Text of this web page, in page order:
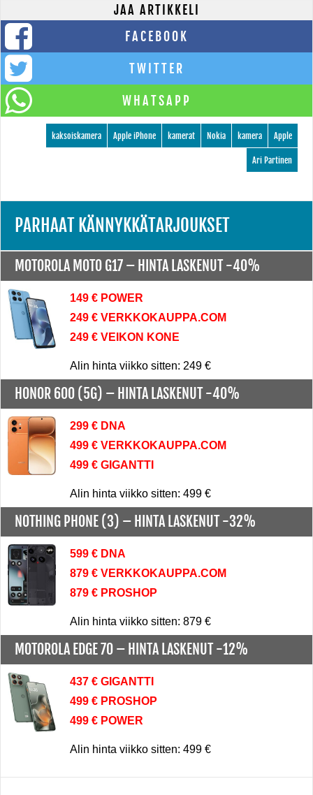
JAA ARTIKKELI
FACEBOOK
TWITTER
WHATSAPP
Apple
kamera
Nokia
kamerat
Apple iPhone
kaksoiskamera
Ari Partinen
PARHAAT KÄNNYKKÄTARJOUKSET
MOTOROLA MOTO G17 – HINTA LASKENUT -40%
149 € POWER
249 € VERKKOKAUPPA.COM
249 € VEIKON KONE
Alin hinta viikko sitten: 249 €
HONOR 600 (5G) – HINTA LASKENUT -40%
299 € DNA
499 € VERKKOKAUPPA.COM
499 € GIGANTTI
Alin hinta viikko sitten: 499 €
NOTHING PHONE (3) – HINTA LASKENUT -32%
599 € DNA
879 € VERKKOKAUPPA.COM
879 € PROSHOP
Alin hinta viikko sitten: 879 €
MOTOROLA EDGE 70 – HINTA LASKENUT -12%
437 € GIGANTTI
499 € PROSHOP
499 € POWER
Alin hinta viikko sitten: 499 €